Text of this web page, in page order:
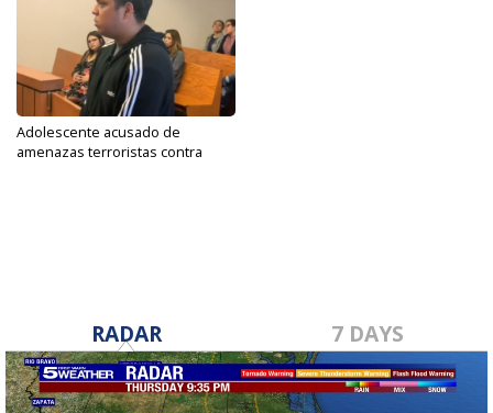
Adolescente acusado de
amenazas terroristas contra
RADAR 7 DAYS